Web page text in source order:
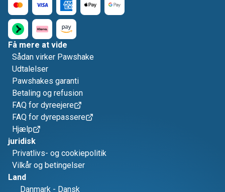
Få mere at vide
Sådan virker Pawshake
Udtalelser
Pawshakes garanti
Betaling og refusion
FAQ for dyreejere
FAQ for dyrepassere
Hjælp
juridisk
Privatlivs- og cookiepolitik
Vilkår og betingelser
Land
Danmark - Dansk